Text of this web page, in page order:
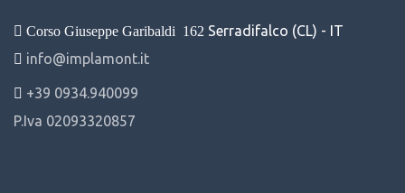
Corso Giuseppe Garibaldi 162 Serradifalco (CL) - IT
info@implamont.it
+39 0934.940099
P.Iva 02093320857